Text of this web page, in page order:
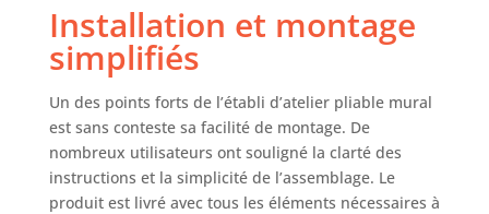
produit a été
rigoureusement
équipes en Haute-
Loire. Pièces de
rechange en stock
permanent.
Installation et montage
simplifiés
Un des points forts de l’établi d’atelier pliable mural
est sans conteste sa facilité de montage. De
nombreux utilisateurs ont souligné la clarté des
instructions et la simplicité de l’assemblage. Le
produit est livré avec tous les éléments nécessaires à